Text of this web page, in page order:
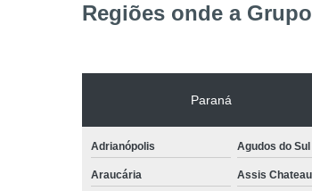
Regiões onde a
Paraná
Adrianópolis Agudos do Sul
Araucária Assis